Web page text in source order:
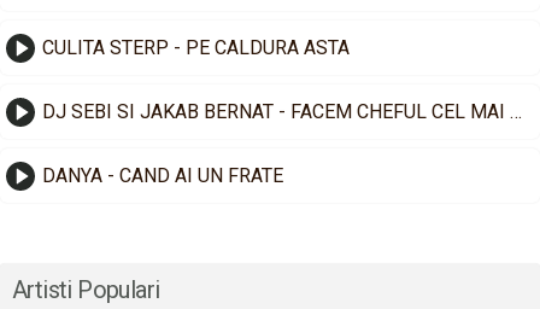
CULITA STERP - PE CALDURA ASTA
DJ SEBI SI JAKAB BERNAT - FACEM CHEFUL CEL MAI TARE
DANYA - CAND AI UN FRATE
Artisti Populari